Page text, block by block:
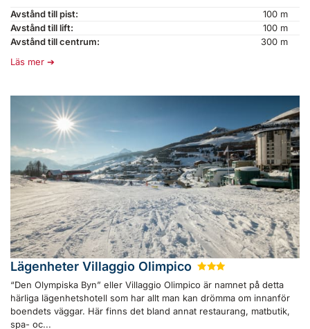
Avstånd till pist:
100 m
Avstånd till lift:
100 m
Avstånd till centrum:
300 m
Läs mer
Lägenheter Villaggio Olimpico ★★
“Den Olympiska Byn” eller Villaggio Olimpico är namnet på detta
härliga lägenhetshotell som har allt man kan drömma om innanför
boendets väggar. Här finns det bland annat restaurang, matbutik,
spa- oc...